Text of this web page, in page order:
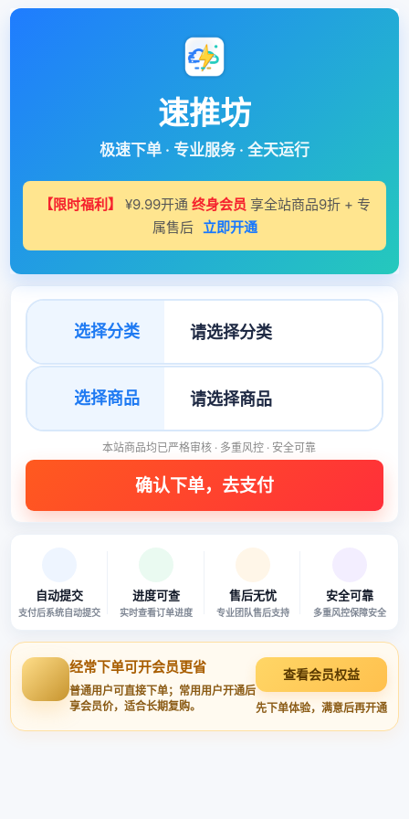
速推坊
极速下单 · 专业服务 · 全天运行
【限时福利】 ¥9.99开通 终身会员 享全站商品9折 + 专
属售后 立即开通
选择分类
选择商品
本站商品均已严格审核 · 多重风控 · 安全可靠
自动提交
支付后系统自动提交
进度可查
实时查看订单进度
售后无忧
专业团队售后支持
安全可靠
多重风控保障安全
经常下单可开会员更省
普通用户可直接下单；常用用户开通后
享会员价，适合长期复购。
查看会员权益
先下单体验，满意后再开通